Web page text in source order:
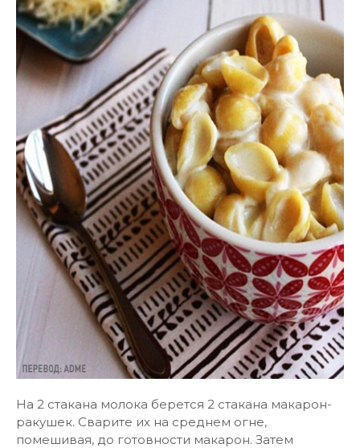
На 2 стакана молока берется 2 стакана макарон-
ракушек. Сварите их на среднем огне,
помешивая, до готовности макарон. Затем